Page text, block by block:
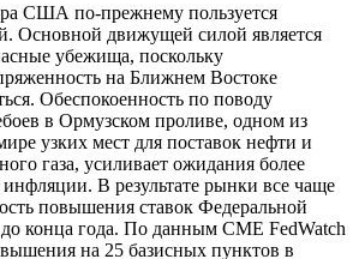
США по-прежнему пользуется
Основной движущей силой является
убежища, поскольку
на Ближнем Востоке
Обеспокоенность по поводу
в Ормузском проливе, одном из
узких мест для поставок нефти и
газа, усиливает ожидания более
В результате рынки все чаще
повышения ставок Федеральной
конца года. По данным CME FedWatch
на 25 базисных пунктов в